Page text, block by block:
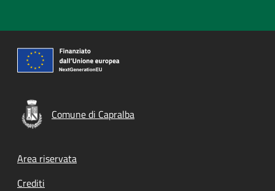
Comune di Capralba
Footer menu
Area riservata
Crediti